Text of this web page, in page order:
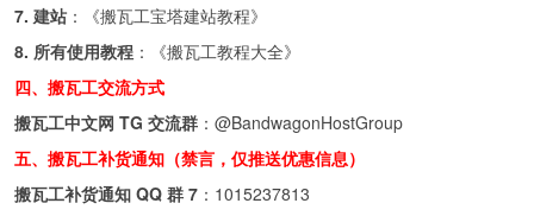
7. 建站 ：《搬瓦工宝塔建站教程》
8. 所有使用教程 ：《搬瓦工教程大全》
四、搬瓦工交流方式
搬瓦工中文网 TG 交流群 ： @BandwagonHostGroup
五、搬瓦工补货通知（禁言，仅推送优惠信息）
搬瓦工补货通知 QQ 群 7 ： 1015237813